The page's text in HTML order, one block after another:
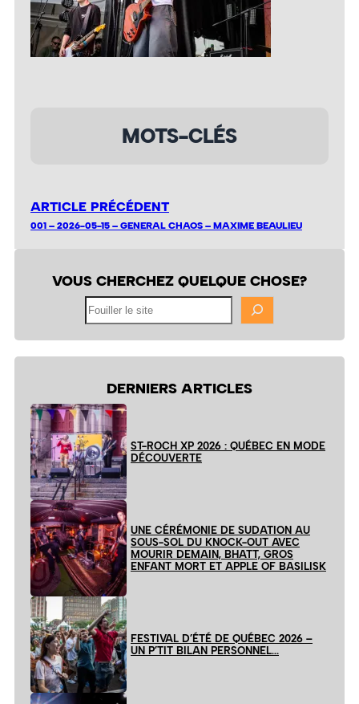
MOTS-CLÉS
ARTICLE PRÉCÉDENT
001 – 2026-05-15 – GENERAL CHAOS – MAXIME BEAULIEU
VOUS CHERCHEZ QUELQUE CHOSE?
DERNIERS ARTICLES
ST-ROCH XP 2026 : QUÉBEC EN MODE
DÉCOUVERTE
UNE CÉRÉMONIE DE SUDATION AU
SOUS-SOL DU KNOCK-OUT AVEC
MOURIR DEMAIN, BHATT, GROS
ENFANT MORT ET APPLE OF BASILISK
FESTIVAL D’ÉTÉ DE QUÉBEC 2026 –
UN P’TIT BILAN PERSONNEL…